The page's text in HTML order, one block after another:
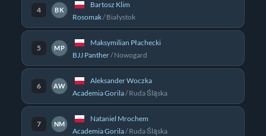
4 BK
Bartosz Klim
Rosomak/Białystok
5 MP
Maksymilian Płachecki
BJJ Panther/Nowogard
6 AW
Aleksander Woczka
Academia Gorila/Ruda Śląska
7 NM
Nataniel Mrochem
Academia Gorila/Ruda Śląska